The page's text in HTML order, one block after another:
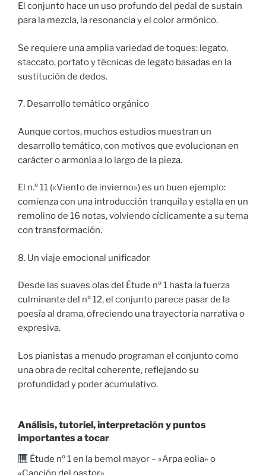
El conjunto hace un uso profundo del pedal de sustain
para la mezcla, la resonancia y el color armónico.
Se requiere una amplia variedad de toques: legato,
staccato, portato y técnicas de legato basadas en la
sustitución de dedos.
7. Desarrollo temático orgánico
Aunque cortos, muchos estudios muestran un
desarrollo temático, con motivos que evolucionan en
carácter o armonía a lo largo de la pieza.
El n.º 11 («Viento de invierno») es un buen ejemplo:
comienza con una introducción tranquila y estalla en un
remolino de 16 notas, volviendo cíclicamente a su tema
con transformación.
8. Un viaje emocional unificador
Desde las suaves olas del Étude nº 1 hasta la fuerza
culminante del nº 12, el conjunto parece pasar de la
poesía al drama, ofreciendo una trayectoria narrativa o
expresiva.
Los pianistas a menudo programan el conjunto como
una obra de recital coherente, reflejando su
profundidad y poder acumulativo.
Análisis, tutoriel, interpretación y puntos
importantes a tocar
Étude nº 1 en la bemol mayor – «Arpa eolia» o